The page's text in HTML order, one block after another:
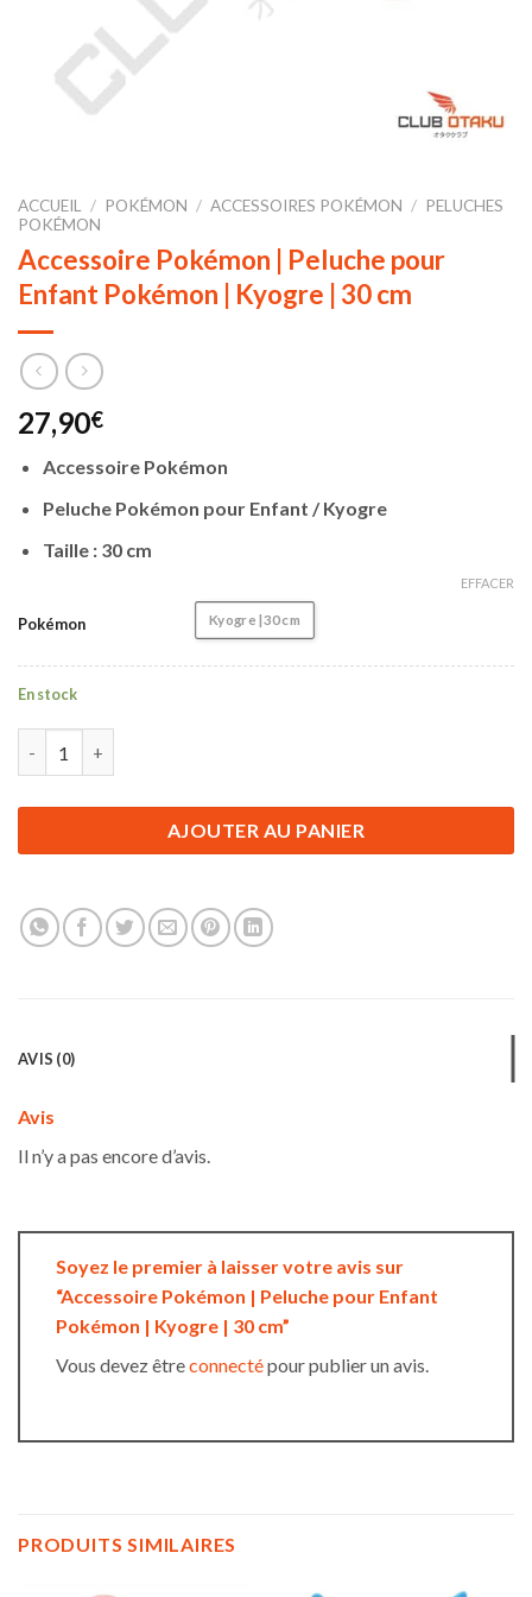
ACCUEIL / POKÉMON / ACCESSOIRES POKÉMON / PELUCHES
POKÉMON
Accessoire Pokémon | Peluche pour
Enfant Pokémon | Kyogre | 30 cm
27,90€
Accessoire Pokémon
Peluche Pokémon pour Enfant / Kyogre
Taille : 30 cm
Pokémon Kyogre | 30 cm
EFFACER
En stock
AJOUTER AU PANIER
AVIS (0)
Avis
Il n’y a pas encore d’avis.
Soyez le premier à laisser votre avis sur
“Accessoire Pokémon | Peluche pour Enfant
Pokémon | Kyogre | 30 cm”
Vous devez êtreconnectépour publier un avis.
PRODUITS SIMILAIRES